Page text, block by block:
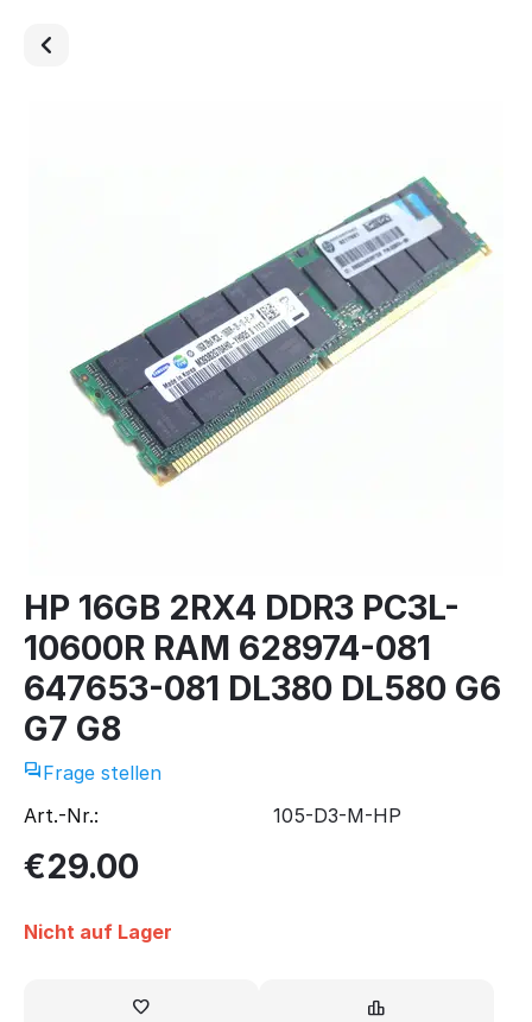
HP 16GB 2RX4 DDR3 PC3L-
10600R RAM 628974-081
647653-081 DL380 DL580 G6
G7 G8
Frage stellen
Art.-Nr.:
105-D3-M-HP
€29.00
Nicht auf Lager